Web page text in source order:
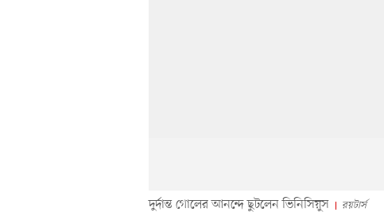
দুর্দান্ত গোলের আনন্দে ছুটলেন ভিনিসিয়ুস রয়টার্স